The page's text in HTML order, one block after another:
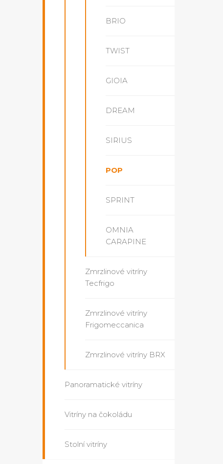
BRIO
TWIST
GIOIA
DREAM
SIRIUS
POP
SPRINT
OMNIA
CARAPINE
Zmrzlinové vitríny
Tecfrigo
Zmrzlinové vitríny
Frigomeccanica
Zmrzlinové vitríny BRX
Panoramatické vitríny
Vitríny na čokoládu
Stolní vitríny